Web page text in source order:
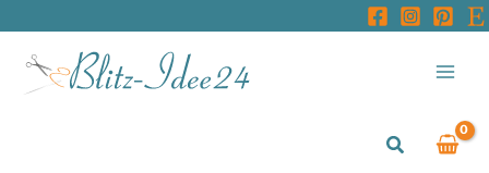
springen
Suchen